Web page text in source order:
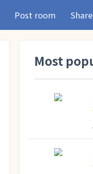
Post room
Most